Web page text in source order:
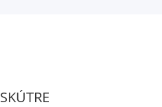
SKÚTRE